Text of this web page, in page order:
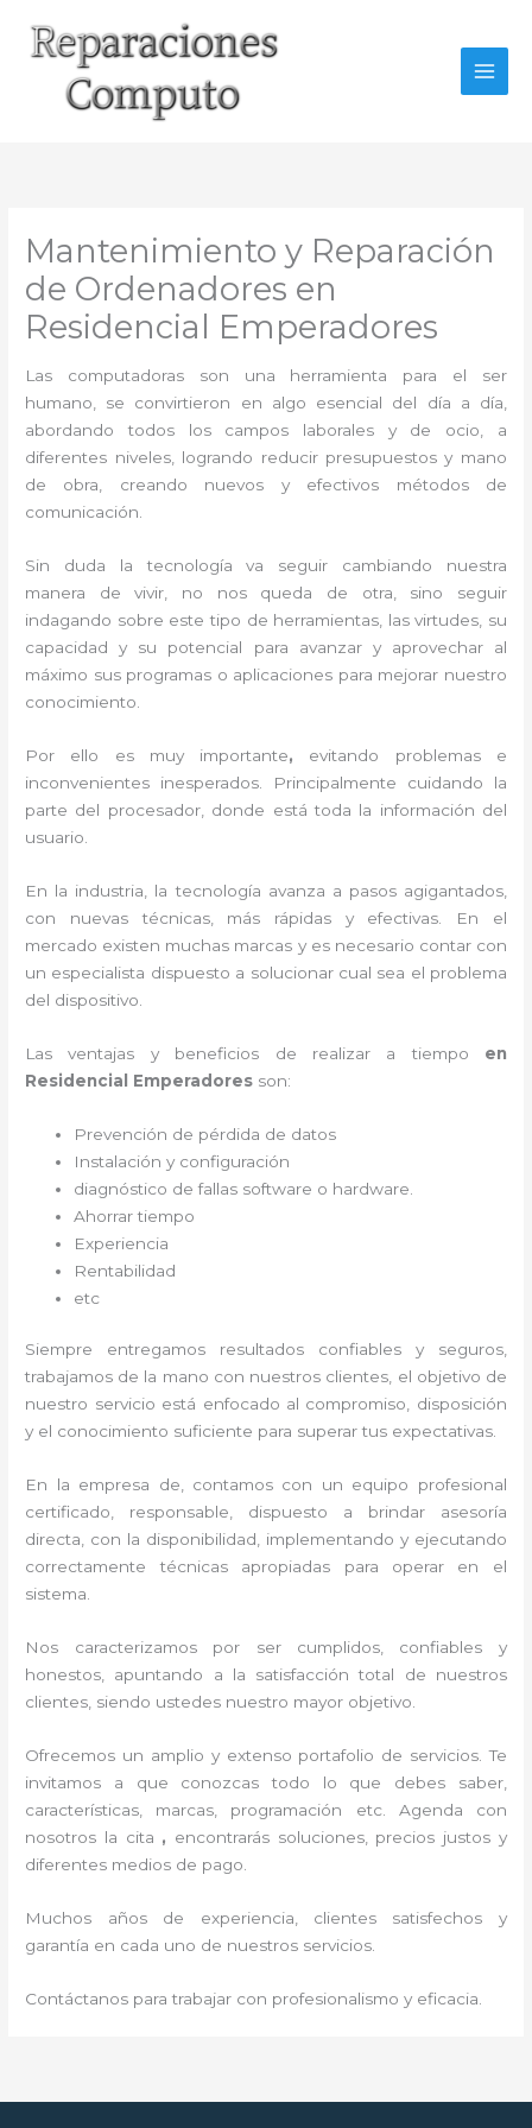
contenido
Mantenimiento y Reparación
de Ordenadores en
Residencial Emperadores
Las computadoras son una herramienta para el ser
humano, se convirtieron en algo esencial del día a día,
abordando todos los campos laborales y de ocio, a
diferentes niveles, logrando reducir presupuestos y mano
de obra, creando nuevos y efectivos métodos de
comunicación.
Sin duda la tecnología va seguir cambiando nuestra
manera de vivir, no nos queda de otra, sino seguir
indagando sobre este tipo de herramientas, las virtudes, su
capacidad y su potencial para avanzar y aprovechar al
máximo sus programas o aplicaciones para mejorar nuestro
conocimiento.
Por ello es muy importante, evitando problemas e
inconvenientes inesperados. Principalmente cuidando la
parte del procesador, donde está toda la información del
usuario.
En la industria, la tecnología avanza a pasos agigantados,
con nuevas técnicas, más rápidas y efectivas . En el
mercado existen muchas marcas y es necesario contar con
un especialista dispuesto a solucionar cual sea el problema
del dispositivo.
Las ventajas y beneficios de realizar a tiempo en
Residencial Emperadores son:
Prevención de pérdida de datos
Instalación y configuración
diagnóstico de fallas software o hardware
Ahorrar tiempo
Experiencia
Rentabilidad
etc
Siempre entregamos resultados confiables y seguros,
trabajamos de la mano con nuestros clientes, el objetivo de
nuestro servicio está enfocado al compromiso, disposición
y el conocimiento suficiente para superar tus expectativas.
En la empresa de , contamos con un equipo profesional
certificado, responsable, dispuesto a brindar asesoría
directa, con la disponibilidad, implementando y ejecutando
correctamente técnicas apropiadas para operar en el
sistema.
Nos caracterizamos por ser cumplidos, confiables y
honestos, apuntando a la satisfacción total de nuestros
clientes, siendo ustedes nuestro mayor objetivo.
Ofrecemos un amplio y extenso portafolio de servicios. Te
invitamos a que conozcas todo lo que debes saber,
características, marcas, programación etc. Agenda con
nosotros la cita , encontrarás soluciones, precios justos y
diferentes medios de pago.
Muchos años de experiencia, clientes satisfechos y
garantía en cada uno de nuestros servicios.
Contáctanos para trabajar con profesionalismo y eficacia.